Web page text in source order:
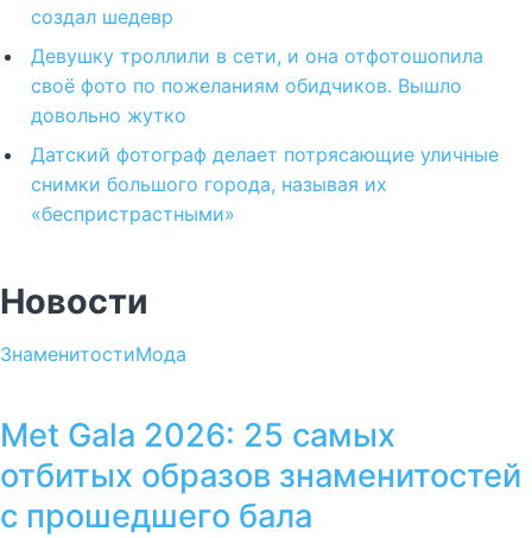
создал шедевр
Девушку троллили в сети, и она отфотошопила
своё фото по пожеланиям обидчиков. Вышло
довольно жутко
Датский фотограф делает потрясающие уличные
снимки большого города, называя их
«беспристрастными»
Новости
ЗнаменитостиМода
Met Gala 2026: 25 самых
отбитых образов знаменитостей
с прошедшего бала